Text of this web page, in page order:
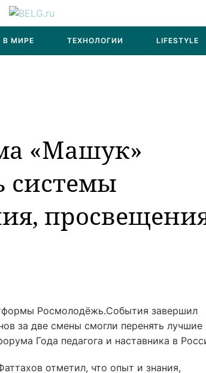
В МИРЕ ТЕХНОЛОГИИ LIFESTYLE
«Машук»
системы
Росмолодёжь.События завершил
за две смены смогли перенять лучшие
Года педагога и наставника в
отметил, что опыт и знания,